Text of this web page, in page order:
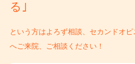
る｣
という方はよろず相談、セカンドオ
へご来院、ご相談ください！